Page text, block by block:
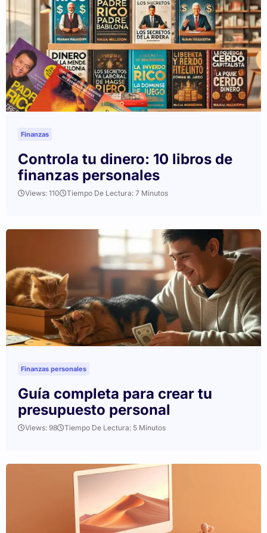
Finanzas
Controla tu dinero: 10 libros de
finanzas personales
Views: 110 Tiempo De Lectura: 7 Minutos
Finanzas personales
Guía completa para crear tu
presupuesto personal
Views: 98 Tiempo De Lectura: 5 Minutos